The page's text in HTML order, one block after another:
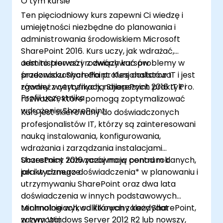
Administrować i rozwiązywać problemy z
SharePoint Online.
Planować i wdrażać Microsoft 365 Apps
dla przedsiębiorstw.
Administrować i rozwiązywać problemy z
zgodnością i bezpieczeństwem w Office
365.
Ten pięciodniowy kurs zapewni Ci wiedzę i
umiejętności niezbędne do planowania i
administrowania środowiskiem Microsoft
SharePoint 2016. Kurs uczy, jak wdrażać,
administrować i rozwiązywać problemy w
środowisku SharePoint. Kurs dostarcza
również wytycznych, najlepszych praktyk i
rozważań, które pomogą zoptymalizować
wdrożenie SharePoint.
Jest to pierwszy z dwóch kursów
przeznaczonych dla profesjonalistów IT i jest
zgodny z certyfikacją SharePoint 2016 IT Pro.
Profil uczestnika
Kurs jest skierowany do doświadczonych
profesjonalistów IT, którzy są zainteresowani
nauką instalowania, konfigurowania,
wdrażania i zarządzania instalacjami
SharePoint 2016 zarówno w centrum danych,
jak i w chmurze.
Uczestnicy zazwyczaj mają ponad rok
praktycznego doświadczenia* w planowaniu i
utrzymywaniu SharePoint oraz dwa lata
doświadczenia w innych podstawowych
technologiach, od których zależy SharePoint,
w tym Windows Server 2012 R2 lub nowszy,
Minimalnie wykwalifikowany kandydat
zazwyczaj: